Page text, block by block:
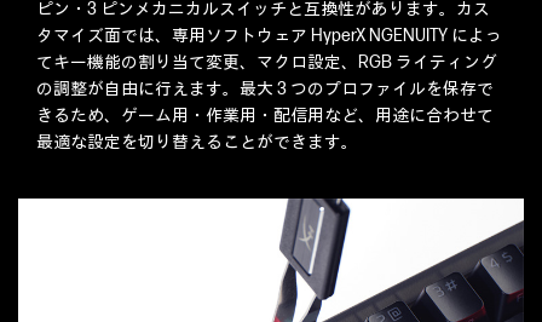
ピン・3 ピンメカニカルスイッチと互換性があります。カス
タマイズ面では、専用ソフトウェア HyperX NGENUITY によっ
てキー機能の割り当て変更、マクロ設定、RGB ライティング
の調整が自由に行えます。最大 3 つのプロファイルを保存で
きるため、ゲーム用・作業用・配信用など、用途に合わせて
最適な設定を切り替えることができます。